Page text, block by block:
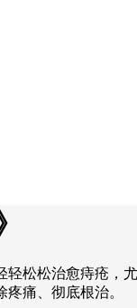
松松治愈痔疮，
痛、彻底根治。